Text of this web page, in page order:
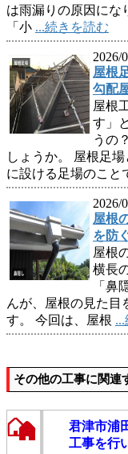
は雨漏りの原因にな
「小 ...続きを読む
2026/
屋根
勾配
屋根
す」
うの
しょうか。 屋根足
に設ける足場のこと
2026/
屋根
を防
屋根
横長
「鼻
んが、屋根の見た目
す。 今回は、屋根
その他の工事に関連
君津市浦
工事を行